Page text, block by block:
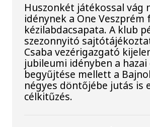
Huszonkét játékossal vág
idénynek a One Veszprém
kézilabdacsapata. A klub
szezonnyitó
Csaba vezérigazgató
jubileumi idényben a hazai
begyűjtése mellett a
négyes döntőjébe jutás is
célkitűzés.